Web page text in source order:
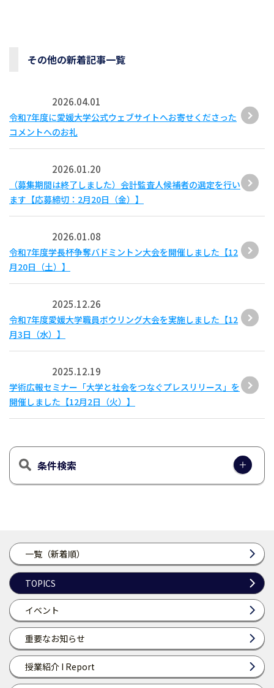
一覧（新着順）
TOPICS
イベント
重要なお知らせ
授業紹介 I Report
その他の新着記事一覧
2026.04.01
令和7年度に愛媛大学公式ウェブサイトへお寄せくださった
コメントへのお礼
2026.01.20
（募集期間は終了しました）会計監査人候補者の選定を行い
ます【応募締切：2月20日（金）】
2026.01.08
令和7年度学長杯争奪バドミントン大会を開催しました【12
月20日（土）】
2025.12.26
令和7年度愛媛大学職員ボウリング大会を実施しました【12
月3日（水）】
2025.12.19
学術広報セミナー「大学と社会をつなぐプレスリリース」を
開催しました【12月2日（火）】
条件検索